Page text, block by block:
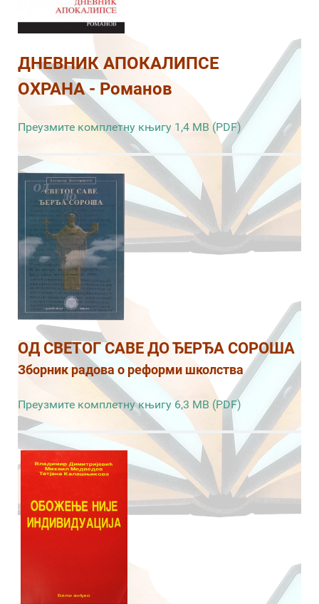
ДНЕВНИК АПОКАЛИПСЕ
ОХРАНА - Романов
Преузмите комплетну књигу 1,4 MB (PDF)
ОД СВЕТОГ САВЕ ДО ЂЕРЂА СОРОША
Зборник радова о реформи школства
Преузмите комплетну књигу 6,3 MB (PDF)